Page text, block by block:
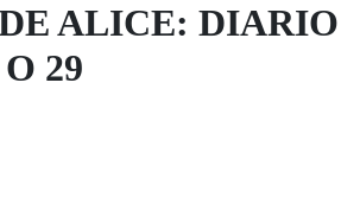
ALICE: DIARIO
29